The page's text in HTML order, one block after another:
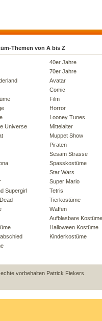
Themen von A bis Z
40er Jahre
70er Jahre
Avatar
Comic
Film
Horror
Looney Tunes
Universe
Mittelalter
Muppet Show
Piraten
Sesam Strasse
Spasskostüme
Star Wars
Super Mario
Supergirl
Tetris
Tierkostüme
Waffen
Aufblasbare Kostüme
Halloween Kostüme
Kinderkostüme
vorbehalten Patrick Fiekers